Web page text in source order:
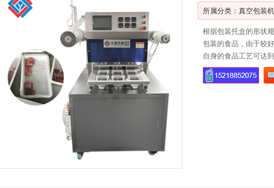
所属分类： 真空包装
根据包装托盒的形状
包装的食品，由于较
自身的食品工艺可达